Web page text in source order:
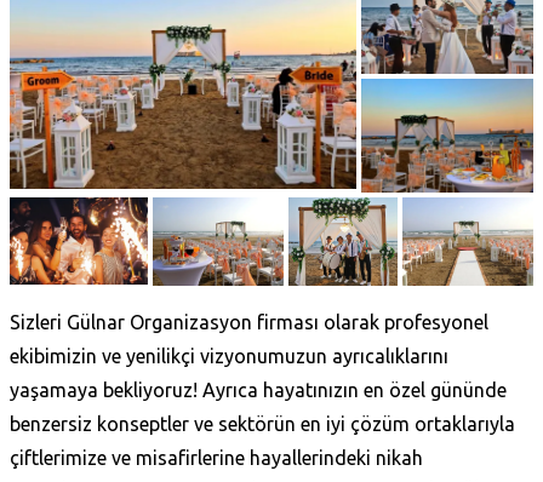
Sizleri Gülnar Organizasyon firması olarak profesyonel
ekibimizin ve yenilikçi vizyonumuzun ayrıcalıklarını
yaşamaya bekliyoruz! Ayrıca hayatınızın en özel gününde
benzersiz konseptler ve sektörün en iyi çözüm ortaklarıyla
çiftlerimize ve misafirlerine hayallerindeki nikah